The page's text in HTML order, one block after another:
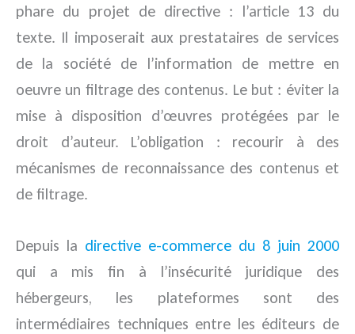
phare du projet de directive : l’article 13 du
texte. Il imposerait aux prestataires de services
de la société de l’information de mettre en
oeuvre un filtrage des contenus. Le but : éviter la
mise à disposition d’œuvres protégées par le
droit d’auteur. L’obligation : recourir à des
mécanismes de reconnaissance des contenus et
de filtrage.
Depuis la directive e-commerce du 8 juin 2000
qui a mis fin à l’insécurité juridique des
hébergeurs, les plateformes sont des
intermédiaires techniques entre les éditeurs de